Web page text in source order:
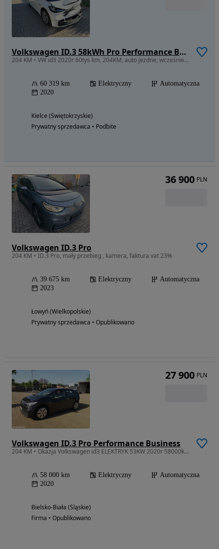
Volkswagen ID.3 58kWh Pro Performance Business
204 KM • VW id3 2020r 60tys km, 204KM, auto jezdne, wcześniej bezwypadkowy, Fvm
60 319 km Elektryczny
Automatyczna
2020
Kielce (Świętokrzyskie)
Prywatny sprzedawca • Podbite
Volkswagen ID.3 Pro
204 KM • ID.3 Pro, mały przebieg , kamera, faktura vat 23%
39 675 km Elektryczny
Automatyczna
2023
Łowyń (Wielkopolskie)
Prywatny sprzedawca • Opublikowano
36 900 PLN
Volkswagen ID.3 Pro Performance Business
204 KM • Okazja Volkswagen id3 ELEKTRYK 53KW 2020r 58000km
58 000 km Elektryczny
Automatyczna
2020
Bielsko-Biała (Śląskie)
Firma • Opublikowano
27 900 PLN